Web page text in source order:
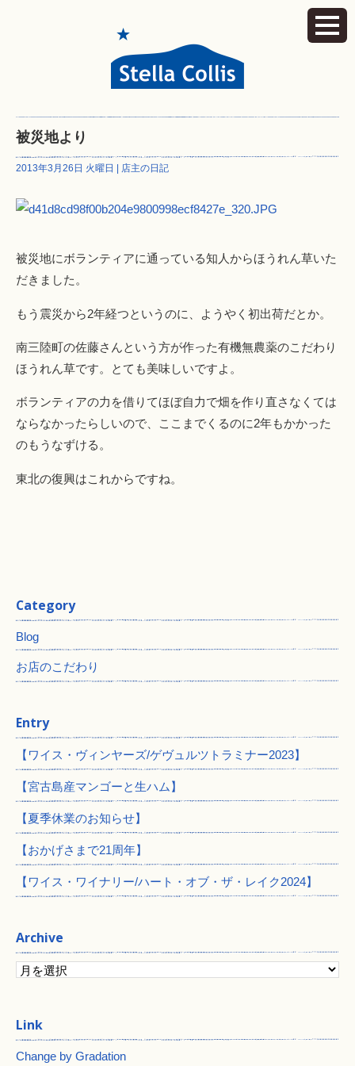
被災地より
2013年3月26日 火曜日 | 店主の日記
被災地にボランティアに通っている知人からほうれん草いた
だきました。
もう震災から2年経つというのに、ようやく初出荷だとか。
南三陸町の佐藤さんという方が作った有機無農薬のこだわり
ほうれん草です。とても美味しいですよ。
ボランティアの力を借りてほぼ自力で畑を作り直さなくては
ならなかったらしいので、ここまでくるのに2年もかかった
のもうなずける。
東北の復興はこれからですね。
Category
Blog
お店のこだわり
Entry
【ワイス・ヴィンヤーズ/ゲヴュルツトラミナー2023】
【宮古島産マンゴーと生ハム】
【夏季休業のお知らせ】
【おかげさまで21周年】
【ワイス・ワイナリー/ハート・オブ・ザ・レイク2024】
Archive
Change by Gradation